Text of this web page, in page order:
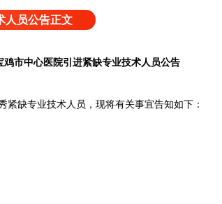
人员公告正文
鸡市中心医院引进紧缺专业技术人员公告
缺专业技术人员，现将有关事宜告知如下：